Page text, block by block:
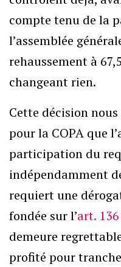
compte tenu de la
l’assemblée
rehaussement à
changeant rien.
Cette décision
pour la COPA que
participation du
indépendamment
requiert une
fondée sur l’art.
demeure
profité pour